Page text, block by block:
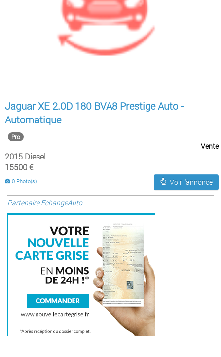
Jaguar XE 2.0D 180 BVA8 Prestige Auto -
Automatique
Pro
Vente
2015 Diesel
15500 €
Voir l'annonce
0 Photo(s)
Partenaire EchangeAuto